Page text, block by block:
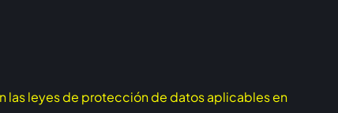
las leyes de protección de datos aplicables en